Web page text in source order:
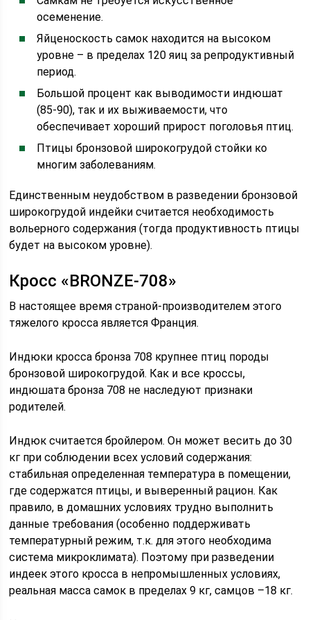
осеменение.
Яйценоскость самок находится на высоком
уровне – в пределах 120 яиц за репродуктивный
период.
Большой процент как выводимости индюшат
(85-90), так и их выживаемости, что
обеспечивает хороший прирост поголовья птиц.
Птицы бронзовой широкогрудой стойки ко
многим заболеваниям.
Единственным неудобством в разведении бронзовой
широкогрудой индейки считается необходимость
вольерного содержания (тогда продуктивность птицы
будет на высоком уровне).
Кросс «BRONZE-708»
В настоящее время страной-производителем этого
тяжелого кросса является Франция.
Индюки кросса бронза 708 крупнее птиц породы
бронзовой широкогрудой. Как и все кроссы,
индюшата бронза 708 не наследуют признаки
родителей.
Индюк считается бройлером. Он может весить до 30
кг при соблюдении всех условий содержания:
стабильная определенная температура в помещении,
где содержатся птицы, и выверенный рацион. Как
правило, в домашних условиях трудно выполнить
данные требования (особенно поддерживать
температурный режим, т.к. для этого необходима
система микроклимата). Поэтому при разведении
индеек этого кросса в непромышленных условиях,
реальная масса самок в пределах 9 кг, самцов –18 кг.